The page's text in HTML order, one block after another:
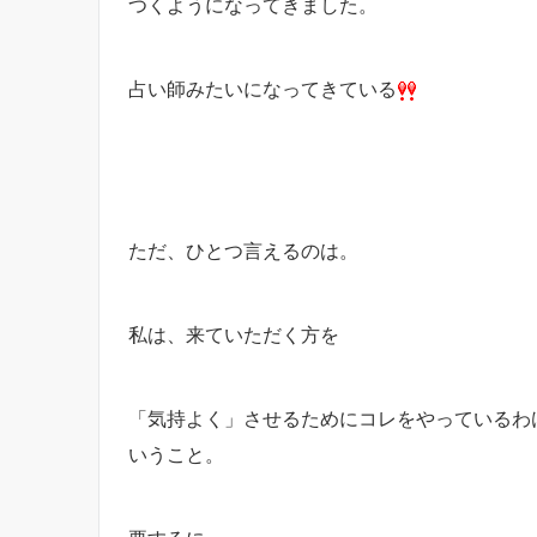
つくようになってきました。
占い師みたいになってきている
ただ、ひとつ言えるのは。
私は、来ていただく方を
「気持よく」させるためにコレをやっている
いうこと。